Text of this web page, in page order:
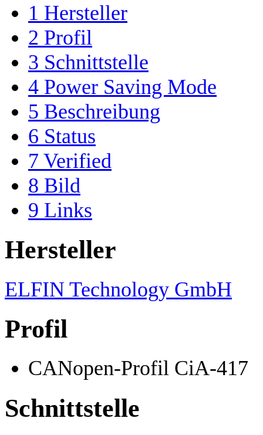
1 Hersteller
2 Profil
3 Schnittstelle
4 Power Saving Mode
5 Beschreibung
6 Status
7 Verified
8 Bild
9 Links
Hersteller
ELFIN Technology GmbH
Profil
CANopen-Profil CiA-417
Schnittstelle